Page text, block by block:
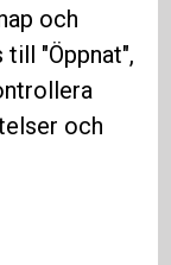
och
till "Öppnat",
och